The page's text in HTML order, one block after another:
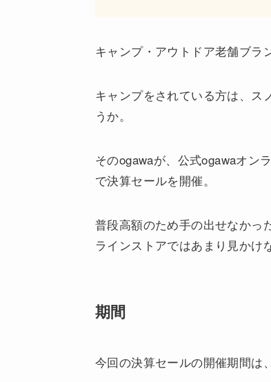
キャンプ・アウトドア老舗ブラ
キャンプをされている方は、ス
うか。
そのogawaが、公式ogawaオン
で決算セールを開催。
普段高額のため手の出せなかっ
ラインストアではあまり見かけ
期間
今回の決算セールの開催期間は